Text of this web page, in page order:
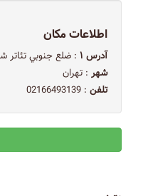
اطلاعات مکان
آدرس ۱
: ضلع جنوبي تئاتر
شهر : تهران
تلفن : 02166493139